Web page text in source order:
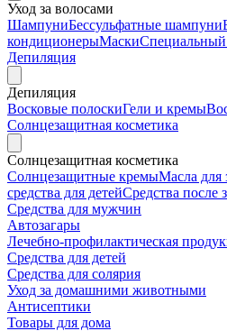
Уход за волосами
ШампуниБессульфатные шампуни
кондиционерыМаскиСпециальный
Депиляция
Депиляция
Восковые полоскиГели и кремы
Солнцезащитная косметика
Солнцезащитная косметика
Солнцезащитные кремыМасла для
средства для детейСредства после
Средства для мужчин
Автозагары
Лечебно-профилактическая
Средства для детей
Средства для солярия
Уход за домашними животными
Антисептики
Товары для дома